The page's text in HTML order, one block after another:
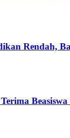
Rendah,